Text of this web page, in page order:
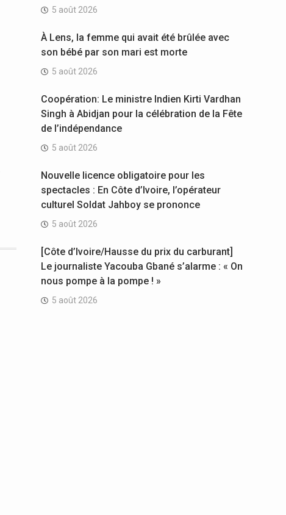
5 août 2026
À Lens, la femme qui avait été brûlée avec
son bébé par son mari est morte
5 août 2026
Coopération: Le ministre Indien Kirti Vardhan
Singh à Abidjan pour la célébration de la Fête
de l’indépendance
5 août 2026
Nouvelle licence obligatoire pour les
spectacles : En Côte d’Ivoire, l’opérateur
culturel Soldat Jahboy se prononce
5 août 2026
[Côte d’Ivoire/Hausse du prix du carburant]
Le journaliste Yacouba Gbané s’alarme : « On
nous pompe à la pompe ! »
5 août 2026